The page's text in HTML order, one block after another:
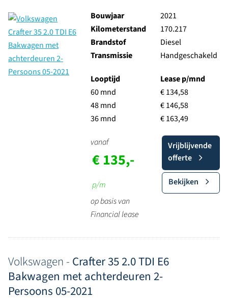
Bouwjaar
2021
Kilometerstand
170.217
Brandstof
Diesel
Transmissie
Handgeschakeld
Looptijd
60 mnd
48 mnd
36 mnd
Lease p/mnd
€ 134,58
€ 146,58
€ 163,49
vanaf
€ 135,-
p/m
op basis van
Financial lease
Vrijblijvende
offerte
Bekijken
Volkswagen - Crafter 35 2.0 TDI E6
Bakwagen met achterdeuren 2-
Persoons 05-2021